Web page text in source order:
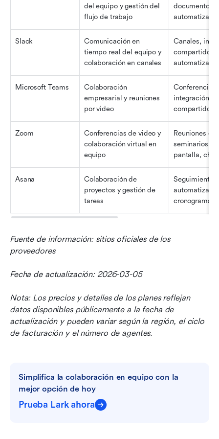
del equipo y gestión del
flujo de trabajo
documentos
Slack
Comunicación en
tiempo real del equipo y
colaboración en canales
Canales,
compartido
Microsoft Teams
Colaboración
empresarial y reuniones
por video
Conferencias
integración
compartido
Zoom
Conferencias de video y
colaboración virtual en
equipo
Reuniones
seminarios
pantalla,
Asana
Colaboración de
proyectos y gestión de
tareas
Seguimiento
cronogramas
Fuente de información: sitios oficiales de los
proveedores
Fecha de actualización: 2026-03-05
Nota: Los precios y detalles de los planes reflejan
datos disponibles públicamente a la fecha de
actualización y pueden variar según la región, el ciclo
de facturación y el número de agentes.
Simplifica la colaboración en equipo con la
mejor opción de hoy
Prueba Lark ahora